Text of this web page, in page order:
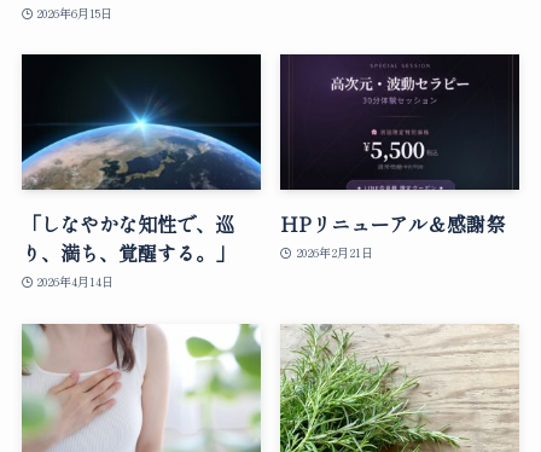
2026年6月15日
「しなやかな知性で、巡
り、満ち、覚醒する。」
2026年4月14日
HPリニューアル＆感謝祭
2026年2月21日